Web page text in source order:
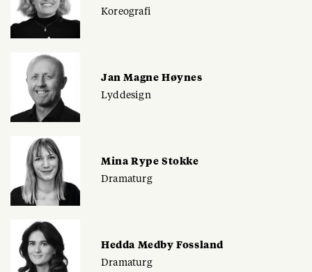
Koreografi
Jan Magne Høynes
Lyddesign
Mina Rype Stokke
Dramaturg
Hedda Medby Fossland
Dramaturg